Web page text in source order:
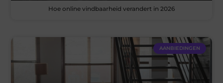
Hoe online vindbaarheid verandert in 2026
AANBIEDINGEN